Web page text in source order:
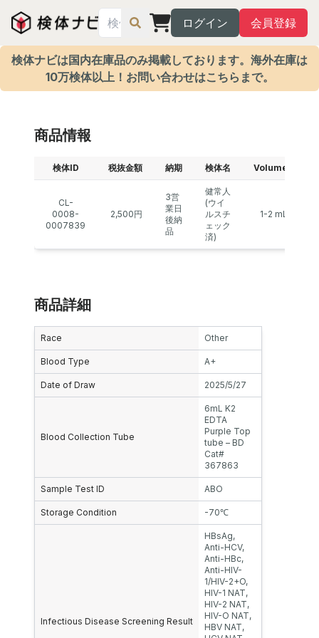
ログイン 会員登録
検体ナビは国内在庫品のみ掲載しております。海外在庫は
10万検体以上！お問い合わせはこちらまで。
商品情報
検体ID 税抜金額 納期 検体名 Volume
CL-
0008-
0007839
2,500円
3営
業日
後納
品
健常人
(ウイ
ルスチ
ェック
済)
1-2 mL
商品詳細
Race Other
Blood Type A+
Date of Draw 2025/5/27
Blood Collection Tube
6mL K2
EDTA
Purple Top
tube – BD
Cat#
367863
Sample Test ID ABO
Storage Condition -70℃
Infectious Disease Screening Result
HBsAg,
Anti-HCV,
Anti-HBc,
Anti-HIV-
1/HIV-2+O,
HIV-1 NAT,
HIV-2 NAT,
HIV-O NAT,
HBV NAT,